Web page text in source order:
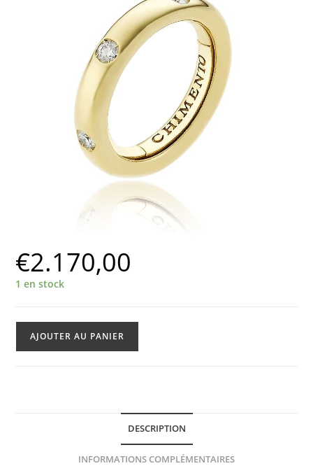
€2.170,00
1 en stock
AJOUTER AU PANIER
DESCRIPTION
INFORMATIONS COMPLÉMENTAIRES